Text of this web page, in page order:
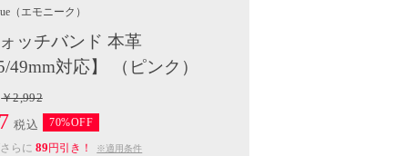
（エモニーク）
ッチバンド 本革
49mm対応】 （ピンク）
￥2,992
税込
70%OFF
らに 89円引き！ ※適用条件